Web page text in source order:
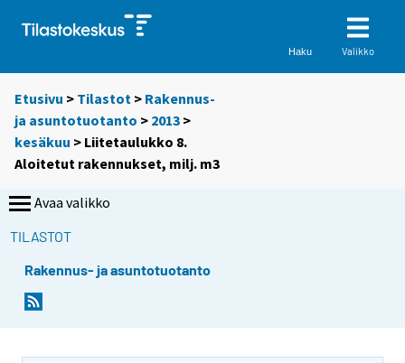
Haku Valikko
Etusivu > Tilastot > Rakennus-
ja asuntotuotanto > 2013 >
kesäkuu > Liitetaulukko 8.
Aloitetut rakennukset, milj. m3
Avaa valikko
TILASTOT
Rakennus- ja asuntotuotanto